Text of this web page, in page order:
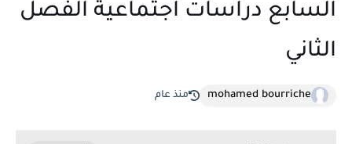
السابع دراسات اجتماعية الفصل
الثاني
mohamed bourriche منذ عام